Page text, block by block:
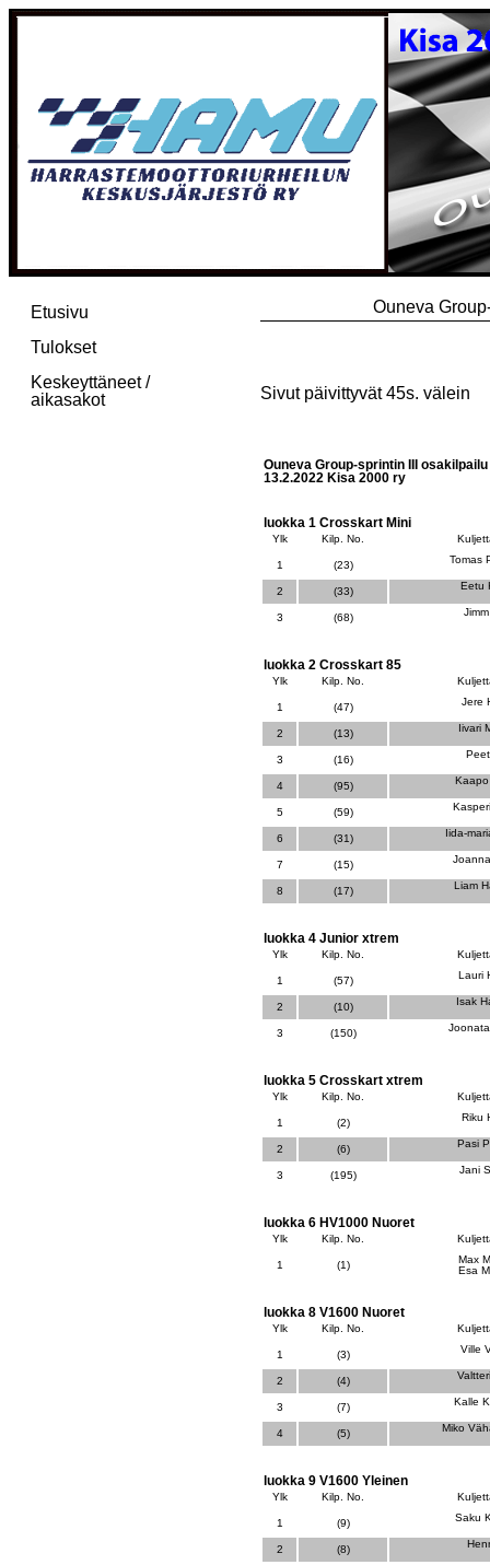
Etusivu
Tulokset
Keskeyttäneet /
aikasakot
Ouneva
Sivut päivittyvät 45s. välein
Ouneva Group-sprintin III
13.2.2022 Kisa 2000 ry
luokka 1 Crosskart Mini
Ylk Kilp. No.
1 (23) Tomas
2 (33) Eetu
3 (68)
luokka 2 Crosskart 85
Ylk Kilp. No.
1 (47) Jere
2 (13) Iivari
3 (16)
4 (95)
5 (59)
6 (31) Iida-
7 (15)
8 (17) Liam
luokka 4 Junior xtrem
Ylk Kilp. No.
1 (57) Lauri
2 (10) Isak
3 (150)
luokka 5 Crosskart xtrem
Ylk Kilp. No.
1 (2) Riku
2 (6) Pasi
3 (195) Jani
luokka 6 HV1000 Nuoret
Ylk Kilp. No.
1 (1)
Max
Esa
luokka 8 V1600 Nuoret
Ylk Kilp. No.
1 (3) Ville
2 (4)
3 (7) Kalle
4 (5) Miko
luokka 9 V1600 Yleinen
Ylk Kilp. No.
1 (9) Saku
2 (8)